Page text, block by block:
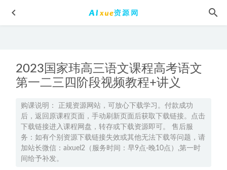
2023国家玮高三语文课程高考语文
第一二三四阶段视频教程+讲义
购课说明： 正规资源网站，可放心下载学习。付款成功
后，返回原课程页面，手动刷新页面后获取下载链接。点击
下载链接进入课程网盘，转存或下载资源即可。 售后服
务：如有个别资源下载链接失效或其他无法下载等问题，请
加站长微信：aixuel2（服务时间：早9点-晚10点）,第一时
间给予补发。
高中历史网课教程2023刘莹莹高二历史视频教程+课堂笔记寒
假班 2023-03-22
高中生物网课分享2022李林高考生物复习教学视频 2022-10-22
2026年罗斐然高一语文上学期暑假班网课教程【尖端班】